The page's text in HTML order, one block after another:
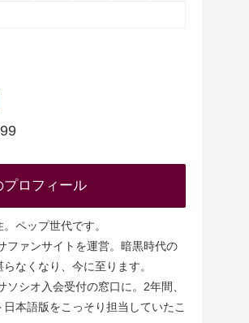
ロフィール
ペップ世代です。
ファンサイトを運営。暗黒時代の
なくなり、今に至ります。
ソシオ入会受付の窓口に。2年間、
本語版をこっそり担当していたこ